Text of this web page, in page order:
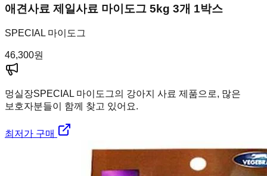
애견사료 제일사료 마이도그 5kg 3개 1박스
SPECIAL 마이도그
46,300원
멍실장SPECIAL 마이도그의 강아지 사료 제품으로, 많은
보호자분들이 함께 찾고 있어요.
최저가 구매